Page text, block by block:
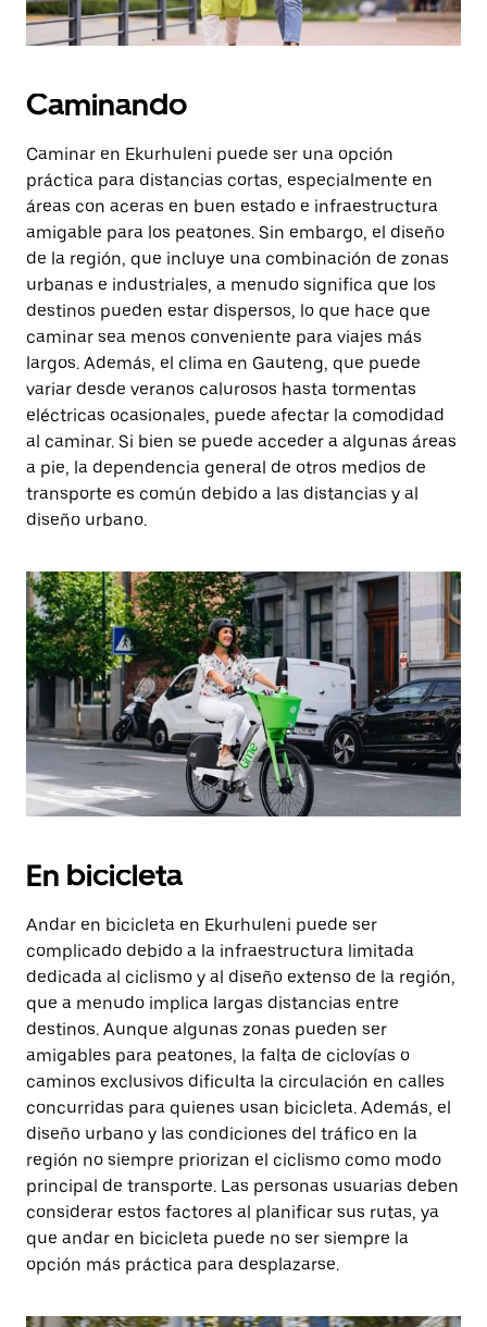
Caminando
Caminar en Ekurhuleni puede ser una opción
práctica para distancias cortas, especialmente en
áreas con aceras en buen estado e infraestructura
amigable para los peatones. Sin embargo, el diseño
de la región, que incluye una combinación de zonas
urbanas e industriales, a menudo significa que los
destinos pueden estar dispersos, lo que hace que
caminar sea menos conveniente para viajes más
largos. Además, el clima en Gauteng, que puede
variar desde veranos calurosos hasta tormentas
eléctricas ocasionales, puede afectar la comodidad
al caminar. Si bien se puede acceder a algunas áreas
a pie, la dependencia general de otros medios de
transporte es común debido a las distancias y al
diseño urbano.
En bicicleta
Andar en bicicleta en Ekurhuleni puede ser
complicado debido a la infraestructura limitada
dedicada al ciclismo y al diseño extenso de la región,
que a menudo implica largas distancias entre
destinos. Aunque algunas zonas pueden ser
amigables para peatones, la falta de ciclovías o
caminos exclusivos dificulta la circulación en calles
concurridas para quienes usan bicicleta. Además, el
diseño urbano y las condiciones del tráfico en la
región no siempre priorizan el ciclismo como modo
principal de transporte. Las personas usuarias deben
considerar estos factores al planificar sus rutas, ya
que andar en bicicleta puede no ser siempre la
opción más práctica para desplazarse.